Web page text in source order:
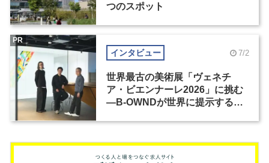
つのスポット
インタビュー 7/2
世界最古の美術展「ヴェネチ
ア・ビエンナーレ2026」に挑む
―B-OWNDが世界に提示する美
PR